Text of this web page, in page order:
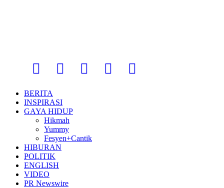
BERITA
INSPIRASI
GAYA HIDUP
Hikmah
Yummy
Fesyen+Cantik
HIBURAN
POLITIK
ENGLISH
VIDEO
PR Newswire